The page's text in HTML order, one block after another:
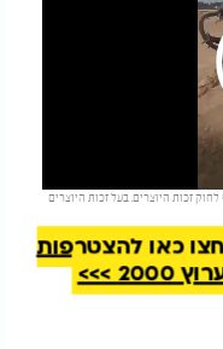
בסרטון נעשה על פי סעיף 27א בכפוף לחוק זכות היוצרים. בעל זכות היוצרים
כאן להצטרפות
>>>